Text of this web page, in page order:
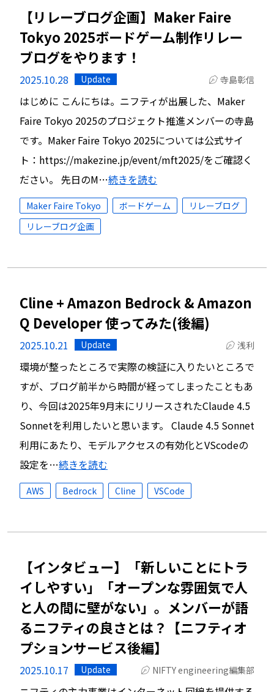
【リレーブログ企画】Maker Faire
Tokyo 2025ボードゲーム制作リレー
ブログをやります！
2025.10.28 Update 寺島彰信
はじめに こんにちは。ニフティが出展した、Maker
Faire Tokyo 2025のプロジェクト推進メンバーの寺島
です。Maker Faire Tokyo 2025については公式サイ
ト：https://makezine.jp/event/mft2025/をご確認く
ださい。 先日のM…続きを読む
Maker Faire Tokyo ボードゲーム
リレーブログ
リレーブログ企画
Cline + Amazon Bedrock & Amazon
Q Developer 使ってみた(後編)
2025.10.21 Update 浅利
環境が整ったところで実際の検証に入りたいところで
すが、ブログ前半から時間が経ってしまったこともあ
り、今回は2025年9月末にリリースされたClaude 4.5
Sonnetを利用したいと思います。 Claude 4.5 Sonnet
利用にあたり、モデルアクセスの有効化とVScodeの
設定を…続きを読む
AWS Bedrock Cline VSCode
【インタビュー】「新しいことにトラ
イしやすい」「オープンな雰囲気で人
と人の間に壁がない」。メンバーが語
るニフティの良さとは？【ニフティオ
プションサービス後編】
2025.10.17 Update NIFTY engineering編集部